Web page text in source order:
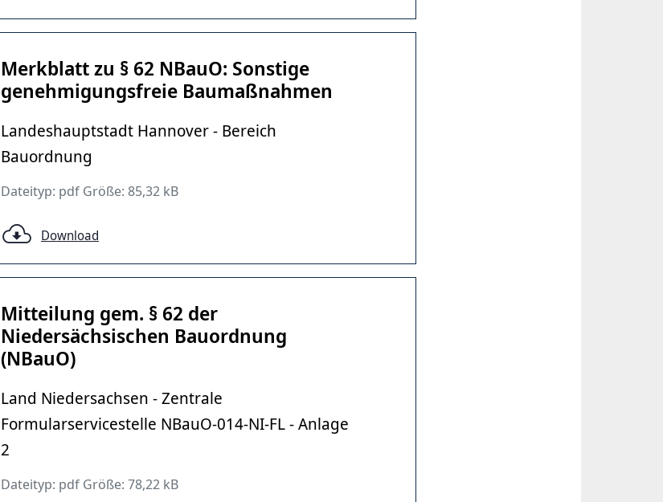
Merkblatt zu § 62 NBauO: Sonstige
genehmigungsfreie Baumaßnahmen
Landeshauptstadt Hannover - Bereich
Bauordnung
Dateityp: pdf Größe: 85,32 kB
Download
Mitteilung gem. § 62 der
Niedersächsischen Bauordnung
(NBauO)
Land Niedersachsen - Zentrale
Formularservicestelle NBauO-014-NI-FL - Anlage
2
Dateityp: pdf Größe: 78,22 kB